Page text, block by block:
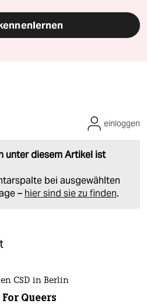
unter diesem Artikel ist
bei ausgewählten
– hier sind sie zu finden.
einloggen
CSD in Berlin
Queers